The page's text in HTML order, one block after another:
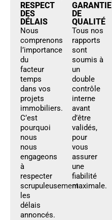
RESPECT
DES
DÉLAIS
Nous
comprenons
l’importance
du
facteur
temps
dans vos
projets
immobiliers.
C’est
pourquoi
nous
nous
engageons
à
respecter
scrupuleusement
les
délais
annoncés.
GARANTIE
DE
QUALITÉ
Tous nos
rapports
sont
soumis à
un
double
contrôle
interne
avant
d’être
validés,
pour
vous
assurer
une
fiabilité
maximale.